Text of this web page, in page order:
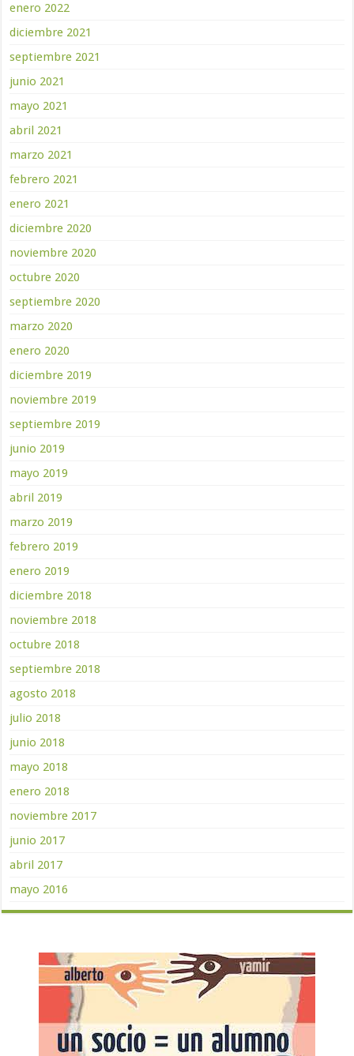
enero 2022
diciembre 2021
septiembre 2021
junio 2021
mayo 2021
abril 2021
marzo 2021
febrero 2021
enero 2021
diciembre 2020
noviembre 2020
octubre 2020
septiembre 2020
marzo 2020
enero 2020
diciembre 2019
noviembre 2019
septiembre 2019
junio 2019
mayo 2019
abril 2019
marzo 2019
febrero 2019
enero 2019
diciembre 2018
noviembre 2018
octubre 2018
septiembre 2018
agosto 2018
julio 2018
junio 2018
mayo 2018
enero 2018
noviembre 2017
junio 2017
abril 2017
mayo 2016